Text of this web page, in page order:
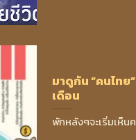
มาดูกัน “คนไทย
เดือน
พักหลังๆจะเริ่มเห็น